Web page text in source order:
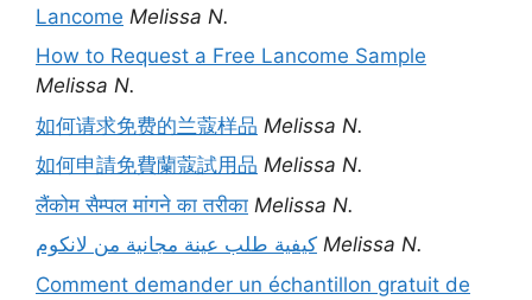
Lancome Melissa N.
How to Request a Free Lancome Sample
Melissa N.
如何请求免费的兰蔻样品 Melissa N.
如何申請免費蘭蔻試用品 Melissa N.
लैंकोम सैम्पल मांगने का तरीका Melissa N.
كيفية طلب عينة مجانية من لانكوم Melissa N.
Comment demander un échantillon gratuit de